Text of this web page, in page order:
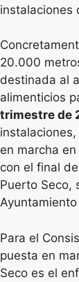
instalaciones
20.000
destinada al
alimenticios
trimestre de
en marcha
con el final
Puerto Seco,
Para el
puesta en
Seco es el